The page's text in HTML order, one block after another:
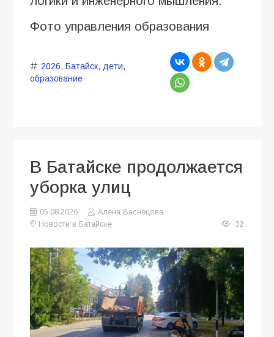
Фото управления образования
2026, Батайск, дети,
образование
В Батайске продолжается
уборка улиц
05.08.2026
Алена Васнецова
Новости в Батайске
32